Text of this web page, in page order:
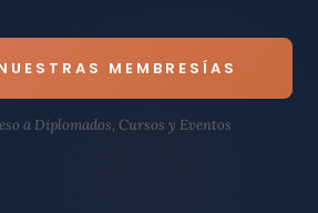
MEMBRESÍAS
a Diplomados, Cursos y Eventos